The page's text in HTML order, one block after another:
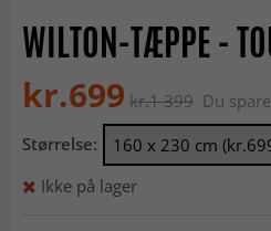
WILTON-TÆPPE -
kr.699 kr.1 399 Du
Størrelse:
Ikke på lager